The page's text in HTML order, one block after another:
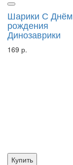
Шарики С Днём
рождения
Динозаврики
169 р.
Купить